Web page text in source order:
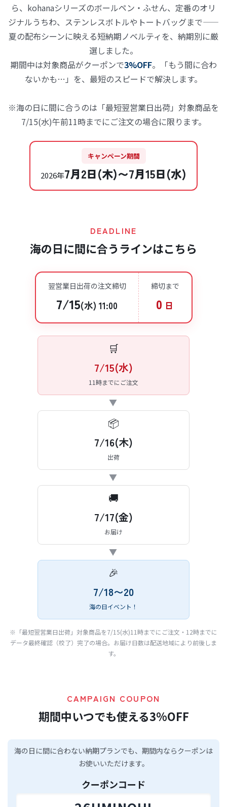
ら、kohanaシリーズのボールペン・ふせん、定番のオリ
ジナルうちわ、ステンレスボトルやトートバッグまで——
夏の配布シーンに映える短納期ノベルティを、納期別に厳
選しました。
期間中は対象商品がクーポンで3%OFF。「もう間に合わ
ないかも…」を、最短のスピードで解決します。
※海の日に間に合うのは「最短翌営業日出荷」対象商品を
7/15(水)午前11時までにご注文の場合に限ります。
キャンペーン期間
2026年7月2日(木)〜7月15日(水)
DEADLINE
海の日に間に合うラインはこちら
翌営業日出荷の注文締切
7/15(水) 11:00
締切まで
0 日
🛒
7/15(水)
11時までにご注文
▶
📦
7/16(木)
出荷
▶
🚚
7/17(金)
お届け
▶
🎉
7/18〜20
海の日イベント！
※「最短翌営業日出荷」対象商品を7/15(水)11時までにご注文・12時までに
データ最終確認（校了）完了の場合。お届け日数は配送地域により前後しま
す。
CAMPAIGN COUPON
期間中いつでも使える3%OFF
海の日に間に合わない納期プランでも、期間内ならクーポンは
お使いいただけます。
クーポンコード